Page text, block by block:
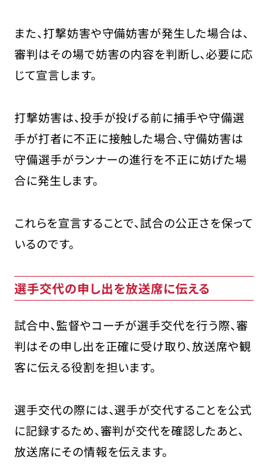
また、打撃妨害や守備妨害が発生した場合は、
審判はその場で妨害の内容を判断し、必要に応
じて宣言します。
打撃妨害は、投手が投げる前に捕手や守備選
手が打者に不正に接触した場合、守備妨害は
守備選手がランナーの進行を不正に妨げた場
合に発生します。
これらを宣言することで、試合の公正さを保って
いるのです。
選手交代の申し出を放送席に伝える
試合中、監督やコーチが選手交代を行う際、審
判はその申し出を正確に受け取り、放送席や観
客に伝える役割を担います。
選手交代の際には、選手が交代することを公式
に記録するため、審判が交代を確認したあと、
放送席にその情報を伝えます。